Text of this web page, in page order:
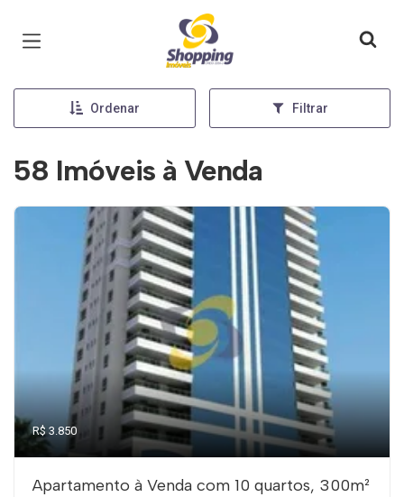
Página inicial
Ordenar Filtrar
58 Imóveis à Venda
R$ 3.850
Apartamento à Venda com 10 quartos, 300m²